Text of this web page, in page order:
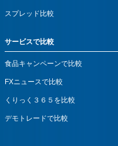
スプレッド比較
サービスで比較
食品キャンペーンで比較
FXニュースで比較
くりっく３６５を比較
デモトレードで比較